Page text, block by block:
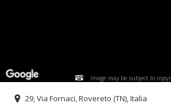
Image may be subject to
29, Via Fornaci, Rovereto (TN), Italia